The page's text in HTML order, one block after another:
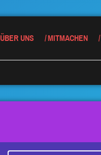
ÜBER UNS MITMACHEN